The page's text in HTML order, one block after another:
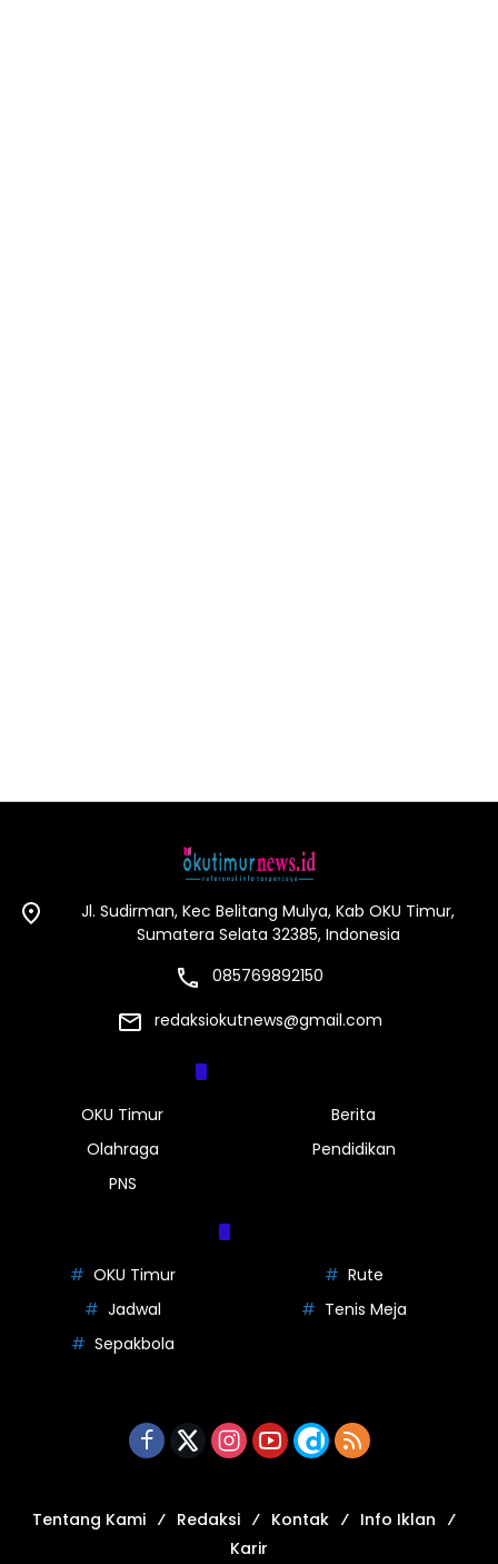
Jl. Sudirman, Kec Belitang Mulya, Kab OKU Timur,
Sumatera Selata 32385, Indonesia
085769892150
redaksiokutnews@gmail.com
OKU Timur
Berita
Olahraga
Pendidikan
PNS
OKU Timur
Rute
Jadwal
Tenis Meja
Sepakbola
Tentang Kami Redaksi Kontak
Info Iklan
Karir